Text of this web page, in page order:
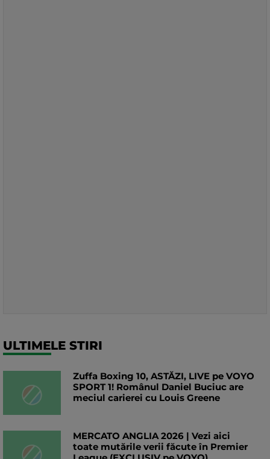
ULTIMELE STIRI
Zuffa Boxing 10, ASTĂZI, LIVE pe VOYO
SPORT 1! Românul Daniel Buciuc are
meciul carierei cu Louis Greene
MERCATO ANGLIA 2026 | Vezi aici
toate mutările verii făcute în Premier